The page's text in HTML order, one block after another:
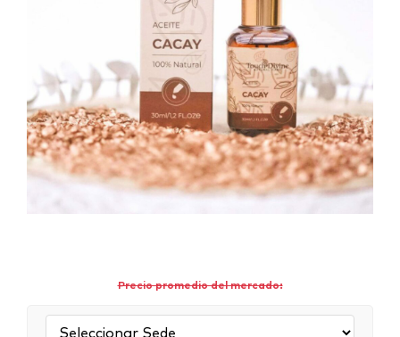
Precio promedio del mercado:
Sede: